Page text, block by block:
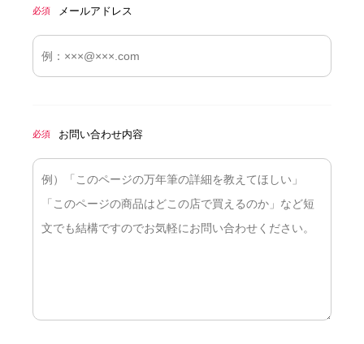
必須 メールアドレス
必須 お問い合わせ内容